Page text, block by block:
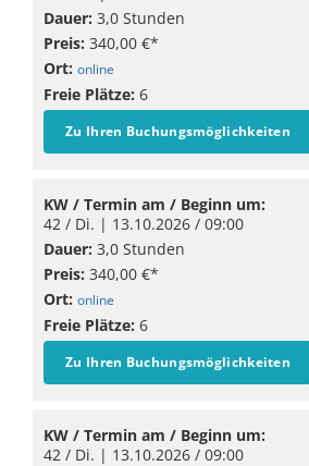
Dauer: 3,0 Stunden
Preis: 340,00 €*
Ort: online
Freie Plätze: 6
Zu Ihren Buchungsmöglichkeiten
KW / Termin am / Beginn um:
42 / Di. | 13.10.2026 / 09:00
Dauer: 3,0 Stunden
Preis: 340,00 €*
Ort: online
Freie Plätze: 6
Zu Ihren Buchungsmöglichkeiten
KW / Termin am / Beginn um:
42 / Di. | 13.10.2026 / 09:00